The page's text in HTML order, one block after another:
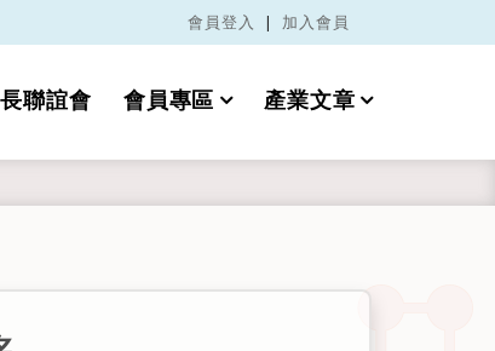
會員登入 | 加入會員
聯誼會 會員專區 產業文章